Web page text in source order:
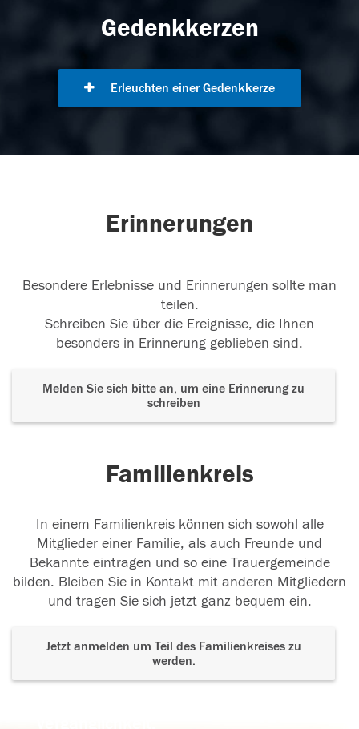
Gedenkkerzen
Erleuchten einer Gedenkkerze
Erinnerungen
Besondere Erlebnisse und Erinnerungen sollte man
teilen.
Schreiben Sie über die Ereignisse, die Ihnen
besonders in Erinnerung geblieben sind.
Melden Sie sich bitte an, um eine Erinnerung zu
schreiben
Familienkreis
In einem Familienkreis können sich sowohl alle
Mitglieder einer Familie, als auch Freunde und
Bekannte eintragen und so eine Trauergemeinde
bilden. Bleiben Sie in Kontakt mit anderen Mitgliedern
und tragen Sie sich jetzt ganz bequem ein.
Jetzt anmelden um Teil des Familienkreises zu
werden.